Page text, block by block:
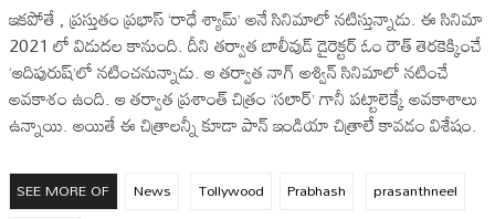
ఇకపోతే , ప్రస్తుతం ప్రభాస్ ‘రాధే శ్యామ్’ అనే సినిమాలో నటిస్తున్నాడు. ఈ సినిమా
2021 లో విడుదల కానుంది. దీని తర్వాత బాలీవుడ్ డైరెక్టర్ ఓం రౌత్ తెరకెక్కించే
‘ఆదిపురుష్’లో నటించనున్నాడు. ఆ తర్వాత నాగ్ అశ్విన్ సినిమాలో నటించే
అవకాశం ఉంది. ఆ తర్వాత ప్రశాంత్ చిత్రం ‘సలార్’ గానీ పట్టాలెక్కే అవకాశాలు
ఉన్నాయి. అయితే ఈ చిత్రాలన్నీ కూడా పాన్ ఇండియా చిత్రాలే కావడం విశేషం.
SEE MORE OF News Tollywood Prabhash
prasanthneel